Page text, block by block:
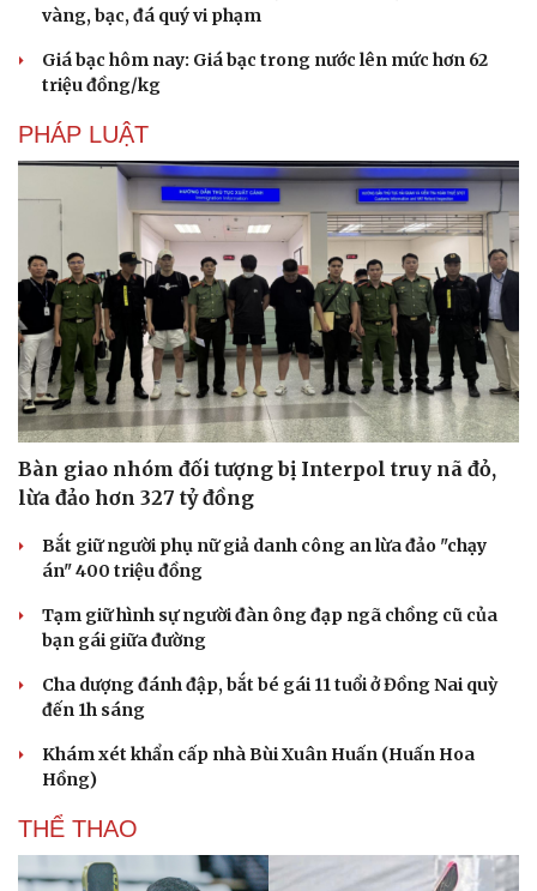
vàng, bạc, đá quý vi phạm
Giá bạc hôm nay: Giá bạc trong nước lên mức hơn 62
triệu đồng/kg
PHÁP LUẬT
Bàn giao nhóm đối tượng bị Interpol truy nã đỏ,
lừa đảo hơn 327 tỷ đồng
Bắt giữ người phụ nữ giả danh công an lừa đảo "chạy
án" 400 triệu đồng
Tạm giữ hình sự người đàn ông đạp ngã chồng cũ của
bạn gái giữa đường
Cha dượng đánh đập, bắt bé gái 11 tuổi ở Đồng Nai quỳ
đến 1h sáng
Khám xét khẩn cấp nhà Bùi Xuân Huấn (Huấn Hoa
Hồng)
THỂ THAO